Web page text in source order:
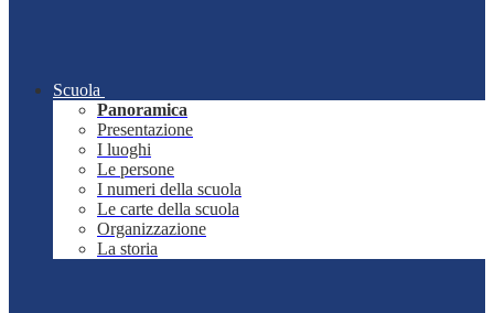
Scuola
Panoramica
Presentazione
I luoghi
Le persone
I numeri della scuola
Le carte della scuola
Organizzazione
La storia